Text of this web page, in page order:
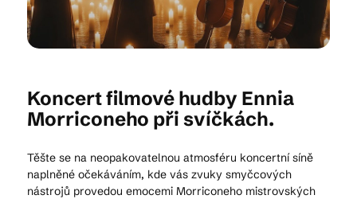
EN DE
© 2026 Brána Jihlavy
Koncert filmové hudby Ennia
Morriconeho při svíčkách.
Těšte se na neopakovatelnou atmosféru koncertní síně
naplněné očekáváním, kde vás zvuky smyčcových
nástrojů provedou emocemi Morriconeho mistrovských